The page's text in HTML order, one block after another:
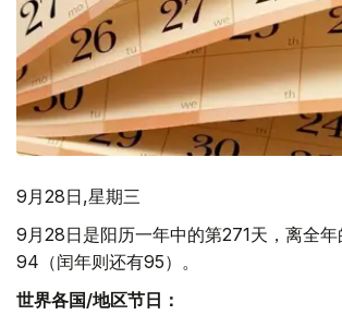
9月28日,星期三
9月28日是阳历一年中的第271天，离全
94（闰年则还有95）。
世界各国/地区节日：